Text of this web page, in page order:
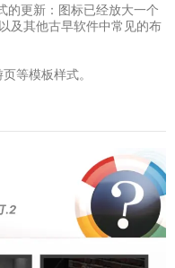
的更新：图标已经放大一个
及其他古早软件中常见的布
等模板样式。